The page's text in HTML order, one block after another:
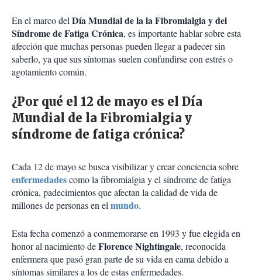
En el marco delDía Mundial de la la Fibromialgia y del
Síndrome de Fatiga Crónica, es importante hablar sobre esta
afección que muchas personas pueden llegar a padecer sin
saberlo, ya que sus síntomas suelen confundirse con estrés o
agotamiento común.
¿Por qué el 12 de mayo es el Día
Mundial de la Fibromialgia y
síndrome de fatiga crónica?
Cada 12 de mayo se busca visibilizar y crear conciencia sobre
enfermedadescomo la fibromialgia y el síndrome de fatiga
crónica, padecimientos que afectan la calidad de vida de
millones de personas en elmundo.
Esta fecha comenzó a conmemorarse en 1993 y fue elegida en
honor al nacimiento deFlorence Nightingale, reconocida
enfermera que pasó gran parte de su vida en cama debido a
síntomas similares a los de estas enfermedades.